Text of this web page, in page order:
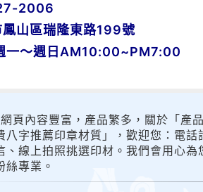
2006
鳳山區瑞隆東路199號
一～週日AM10:00~PM7:00
頁內容豐富，產品繁多，關於「產
八字推薦印章材質」，歡迎您：電
、線上拍照挑選印材。我們會用心
絲專業。